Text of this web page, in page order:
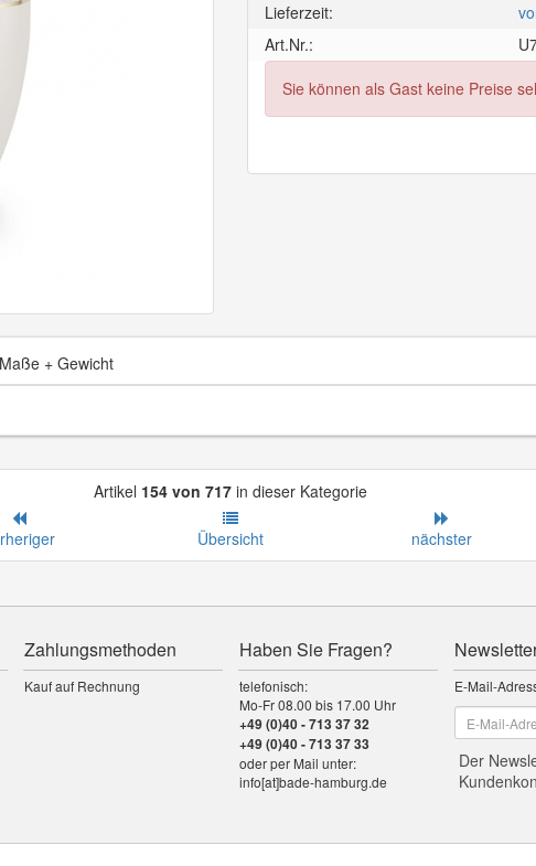
Lieferzeit:
Art.Nr.:
Sie können als Gast keine Preise
Maße + Gewicht
Artikel 154 von 717 in dieser Kategorie
Übersicht nächster
Zahlungsmethoden
Kauf auf Rechnung
Haben Sie Fragen?
telefonisch:
Mo-Fr 08.00 bis 17.00 Uhr
+49 (0)40 - 713 37 32
+49 (0)40 - 713 37 33
oder per Mail unter:
info[at]bade-hamburg.de
E-Mail-
Der